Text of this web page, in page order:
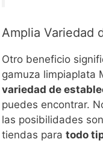
Amplia Variedad
Otro beneficio
gamuza limpiaplata
variedad de
puedes encontrar.
las posibilidades
tiendas para todo